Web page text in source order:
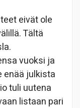
eivät ole
Tältä
vuoksi ja
enää julkista
tuli uutena
listaan pari